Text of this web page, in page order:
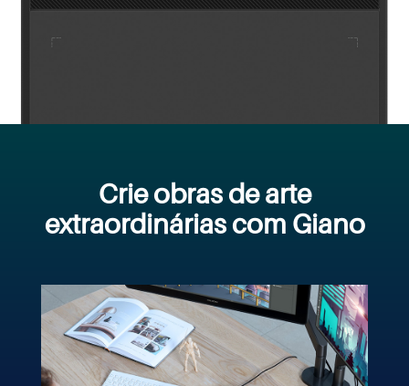
Crie obras de arte
extraordinárias com Giano